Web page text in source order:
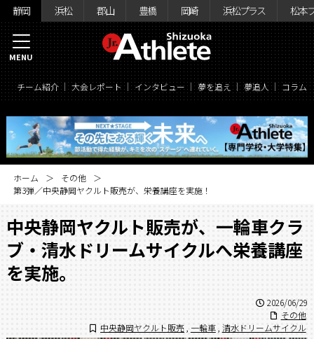
静岡 浜松 郡山 豊橋 岡崎 浜松プラス 松本
チーム紹介 大会レポート インタビュー 夢を追え 夢追人 コラム
MENU
ホーム
その他
第3弾／中央静岡ヤクルト販売が、栄養講座を実施！
中央静岡ヤクルト販売が、一輪車クラ
ブ・清水ドリームサイクルへ栄養講座
を実施。
2026/06/29
その他
中央静岡ヤクルト販売 一輪車 清水ドリームサイクル